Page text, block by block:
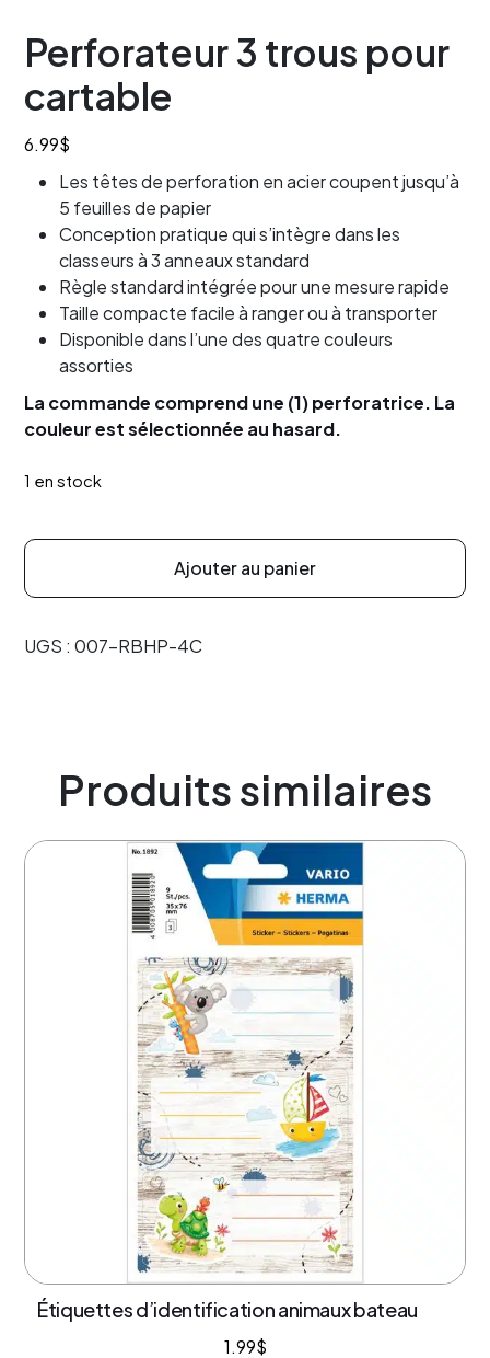
Perforateur 3 trous pour
cartable
6.99$
Les têtes de perforation en acier coupent jusqu’à
5 feuilles de papier
Conception pratique qui s’intègre dans les
classeurs à 3 anneaux standard
Règle standard intégrée pour une mesure rapide
Taille compacte facile à ranger ou à transporter
Disponible dans l’une des quatre couleurs
assorties
La commande comprend une (1) perforatrice. La
couleur est sélectionnée au hasard.
1 en stock
Ajouter au panier
UGS : 007-RBHP-4C
Produits similaires
Étiquettes d’identification animaux bateau
1.99$